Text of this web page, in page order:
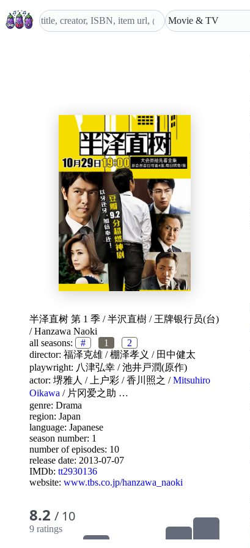
半泽直树 第 1 季 /半沢直樹 / 王牌银行员(台)
/Hanzawa Naoki
all seasons:
# 1
2
director: 福泽克雄 /棚泽孝义 / 田中健太
playwright: 八津弘幸 /池井戸潤(原作)
actor: 堺雅人 / 上户彩 /香川照之 /Mitsuhiro
Oikawa / 片冈爱之助 …
genre: Drama
region: Japan
language: Japanese
season number: 1
number of episodes: 10
release date: 2013-07-07
IMDb: tt2930136
website: www.tbs.co.jp/hanzawa_naoki
8.2 / 10
9 ratings